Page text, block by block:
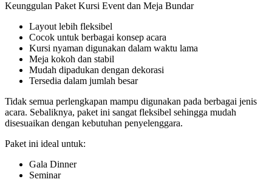
Keunggulan Paket Kursi Event dan Meja Bundar
Layout lebih fleksibel
Cocok untuk berbagai konsep acara
Kursi nyaman digunakan dalam waktu lama
Meja kokoh dan stabil
Mudah dipadukan dengan dekorasi
Tersedia dalam jumlah besar
Tidak semua perlengkapan mampu digunakan pada berbagai jenis
acara. Sebaliknya, paket ini sangat fleksibel sehingga mudah
disesuaikan dengan kebutuhan penyelenggara.
Paket ini ideal untuk:
Gala Dinner
Seminar